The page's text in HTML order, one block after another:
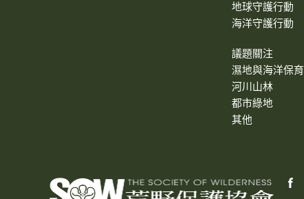
地球守護行動
海洋守護行動
議題關注
濕地與海洋保育
河川山林
都市綠地
其他